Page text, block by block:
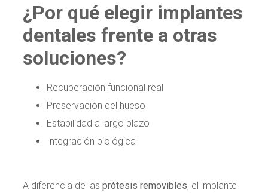
¿Por qué elegir implantes
dentales frente a otras
soluciones?
Recuperación funcional real
Preservación del hueso
Estabilidad a largo plazo
Integración biológica
A diferencia de las prótesis removibles, el implante